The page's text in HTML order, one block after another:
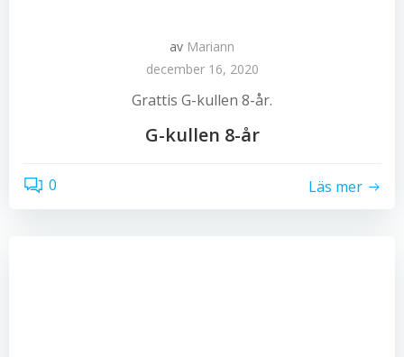
av Mariann
december 16, 2020
Grattis G-kullen 8-år.
G-kullen 8-år
0 Läs mer